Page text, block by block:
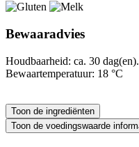
Bewaaradvies
Houdbaarheid: ca. 30 dag(en).
Bewaartemperatuur: 18 °C